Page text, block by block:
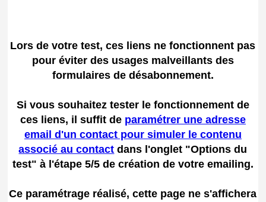
Lors de votre test, ces liens ne fonctionnent pas
pour éviter des usages malveillants des
formulaires de désabonnement.
Si vous souhaitez tester le fonctionnement de
ces liens, il suffit de paramétrer une adresse
email d'un contact pour simuler le contenu
associé au contact dans l'onglet "Options du
test" à l'étape 5/5 de création de votre emailing.
Ce paramétrage réalisé, cette page ne s'affichera